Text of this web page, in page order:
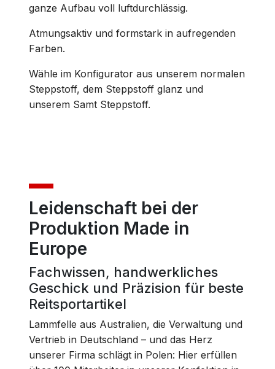
ganze Aufbau voll luftdurchlässig.
Atmungsaktiv und formstark in aufregenden
Farben.
Wähle im Konfigurator aus unserem normalen
Steppstoff, dem Steppstoff glanz und
unserem Samt Steppstoff.
Leidenschaft bei der
Produktion Made in
Europe
Fachwissen, handwerkliches
Geschick und Präzision für beste
Reitsportartikel
Lammfelle aus Australien, die Verwaltung und
Vertrieb in Deutschland – und das Herz
unserer Firma schlägt in Polen: Hier erfüllen